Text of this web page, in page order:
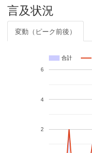
言及状況
変動（ピーク前後）
合計
2
4
6